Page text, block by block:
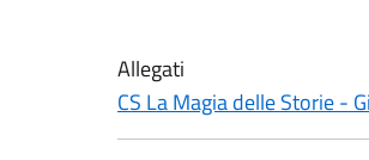
Allegati
CS La Magia delle Storie -